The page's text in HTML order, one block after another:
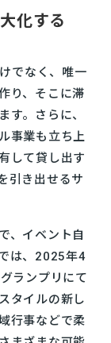
化する
でなく、唯一
り、そこに滞
す。さらに、
事業も立ち上
して貸し出す
引き出せるサ
、イベント自
は、2025年4
ランプリにて
タイルの新し
行事などで柔